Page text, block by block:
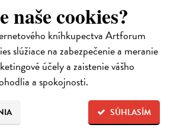
naše cookies?
kníhkupectva Artforum
slúžiace na zabezpečenie a meranie
účely a zaistenie vášho
a spokojnosti.
SÚHLASÍM
dieťaťa s FASD
poruchách fetálneho alkoholového spektra v
nielen jasne a zrozumiteľne popisuje